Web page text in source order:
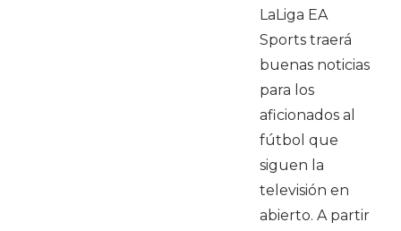
LaLiga EA
Sports traerá
buenas noticias
para los
aficionados al
fútbol que
siguen la
televisión en
abierto. A partir